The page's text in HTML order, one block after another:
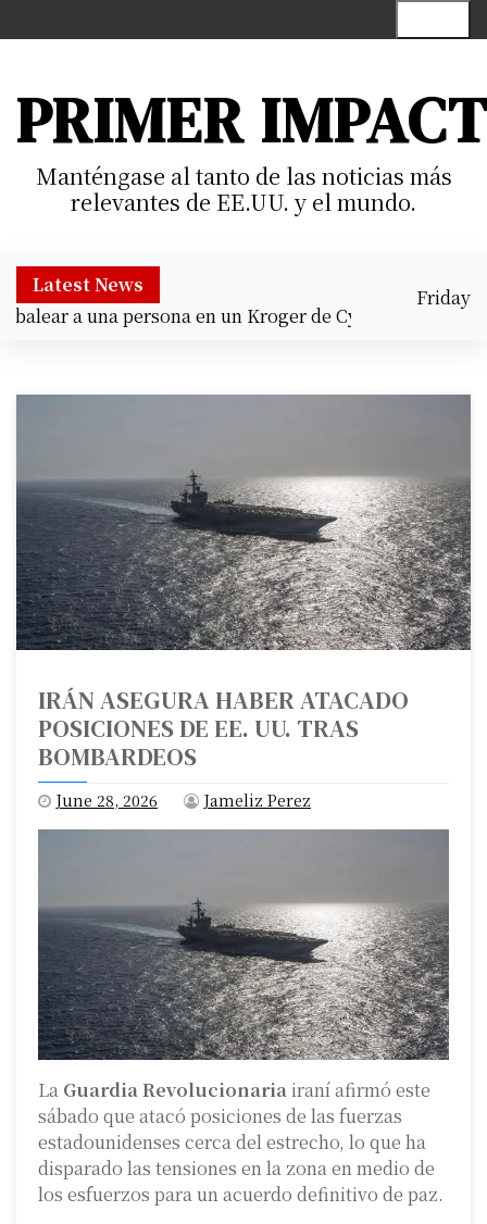
k
PRIMER
Manténgase al tanto de las noticias más
relevantes de EE.UU. y el mundo.
Latest News
a una persona en un Kroger de Cypress |
Prisión
Friday
IRÁN ASEGURA HABER ATACADO
POSICIONES DE EE. UU. TRAS
BOMBARDEOS
June 28, 2026 Jameliz Perez
La Guardia Revolucionaria iraní afirmó este
sábado que atacó posiciones de las fuerzas
estadounidenses cerca del estrecho, lo que ha
disparado las tensiones en la zona en medio de
los esfuerzos para un acuerdo definitivo de paz.